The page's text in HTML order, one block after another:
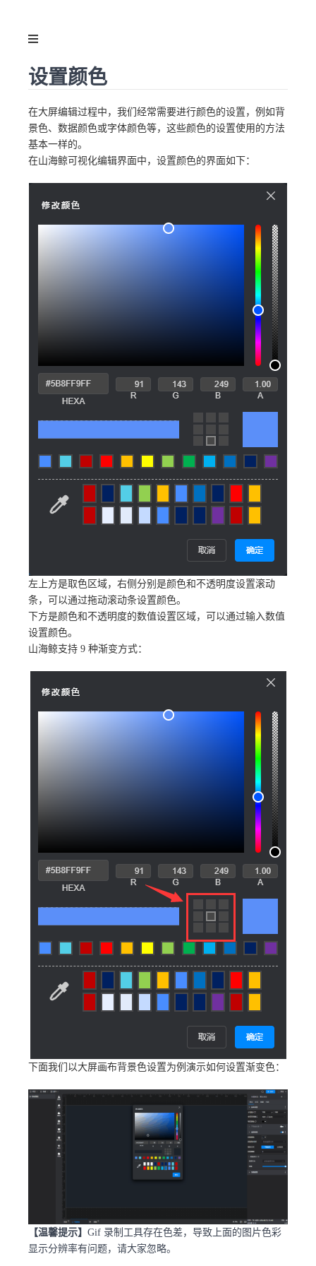
设置颜色
在大屏编辑过程中，我们经常需要进行颜色的设置，例如背
景色、数据颜色或字体颜色等，这些颜色的设置使用的方法
基本一样的。
在山海鲸可视化编辑界面中，设置颜色的界面如下：
左上方是取色区域，右侧分别是颜色和不透明度设置滚动
条，可以通过拖动滚动条设置颜色。
下方是颜色和不透明度的数值设置区域，可以通过输入数值
设置颜色。
山海鲸支持 9 种渐变方式：
下面我们以大屏画布背景色设置为例演示如何设置渐变色：
【温馨提示】 Gif 录制工具存在色差，导致上面的图片色彩
显示分辨率有问题，请大家忽略。